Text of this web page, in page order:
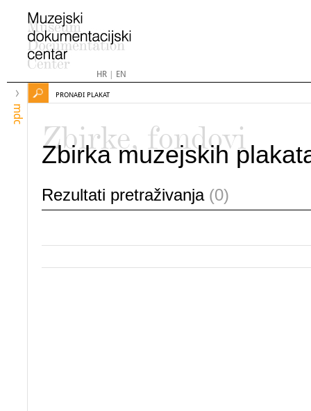
HR| EN
mdc
PRONAĐI PLAKAT
Zbirke, fondovi
Zbirka muzejskih
Rezultati pretraživanja (0)